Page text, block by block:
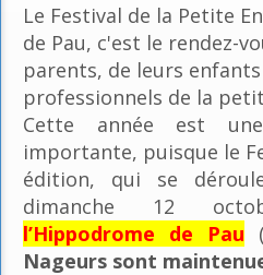
Le Festival de la Petite
de Pau, c'est le rendez-
parents, de leurs
professionnels de la
Cette année est
importante, puisque le
édition, qui se
dimanche 12
l’Hippodrome de Pau (
Nageurs sont